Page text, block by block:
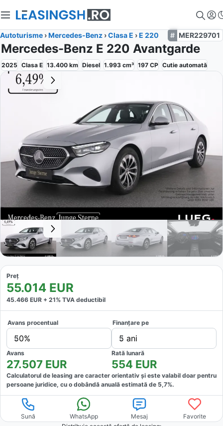
Autoturisme ›Mercedes-Benz ›Clasa E ›E 220 MER229701
Mercedes-Benz E 220 Avantgarde
2025 Clasa E 13.400 km Diesel 1.993 cm³ 197 CP Cutie automată
Preț
55.014 EUR
45.466 EUR + 21% TVA deductibil
Avans procentual
50%
Finanțare pe
5 ani
Avans
27.507 EUR
Rată lunară
554 EUR
Calculatorul de leasing are caracter orientativ și este valabil doar pentru
persoane juridice, cu o dobândă anuală estimată de 5,7%.
Sună WhatsApp Mesaj
Favorite